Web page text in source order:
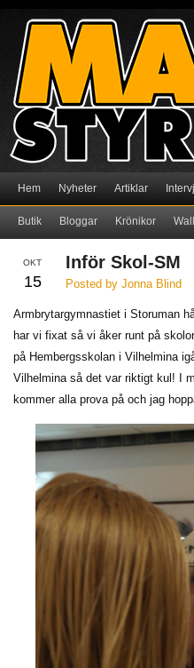
Hem Nyheter Artiklar
Butik Bloggar Krönikor
OKT
15
Inför Skol-SM
Posted by Jonna Blind
Armbrytargymnastiet i Storuman
har vi fixat så vi åker runt på
på Hembergsskolan i Vilhelmina
Vilhelmina så det var riktigt kul! I
kommer alla prova på och jag